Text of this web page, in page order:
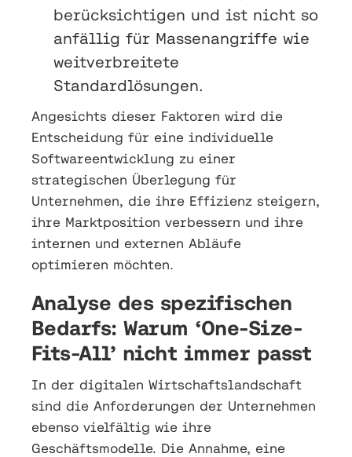
berücksichtigen und ist nicht so
anfällig für Massenangriffe wie
weitverbreitete
Standardlösungen.
Angesichts dieser Faktoren wird die
Entscheidung für eine individuelle
Softwareentwicklung zu einer
strategischen Überlegung für
Unternehmen, die ihre Effizienz steigern,
ihre Marktposition verbessern und ihre
internen und externen Abläufe
optimieren möchten.
Analyse des spezifischen
Bedarfs: Warum ‘One-Size-
Fits-All’ nicht immer passt
In der digitalen Wirtschaftslandschaft
sind die Anforderungen der Unternehmen
ebenso vielfältig wie ihre
Geschäftsmodelle. Die Annahme, eine